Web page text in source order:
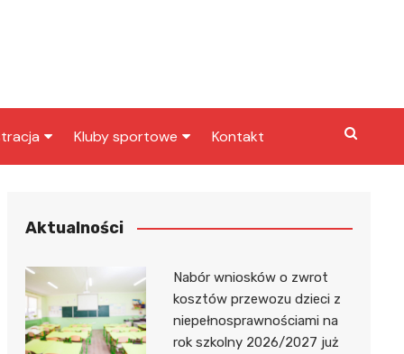
Kluby sportowe
Klub piłkarski
Kontakt
Aktualności
Nabór wniosków o zwrot
kosztów przewozu dzieci z
niepełnosprawnościami na
rok szkolny 2026/2027 już